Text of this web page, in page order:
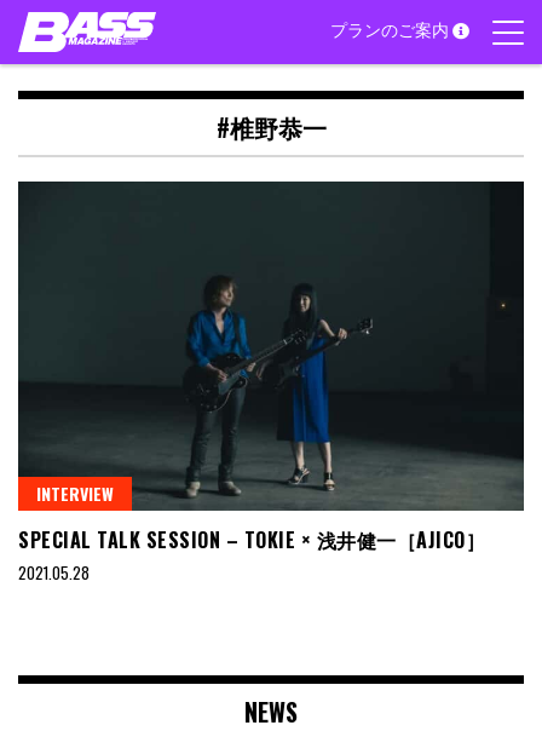
Skip
content
プランのご案内
#椎野恭一
INTERVIEW
SPECIAL TALK SESSION – TOKIE × 浅井健一［AJICO］
2021.05.28
NEWS